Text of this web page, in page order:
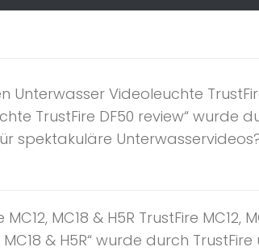
Videoleuchte
TrustFire DF50 review“ wurde
spektakuläre
MC18 & H5R TrustFire MC12,
& H5R“ wurde durch